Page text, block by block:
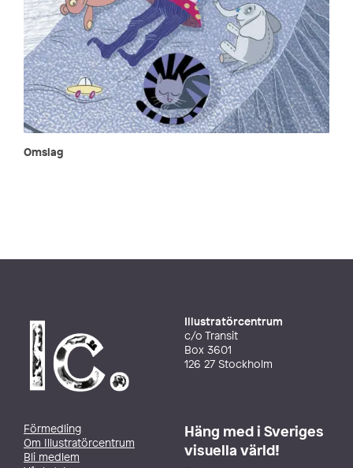
Omslag
Illustratörcentrum
c/o Transit
Box 3601
126 27 Stockholm
Förmedling
Om Illustratörcentrum
Bli medlem
Häng med i Sveriges
visuella värld!